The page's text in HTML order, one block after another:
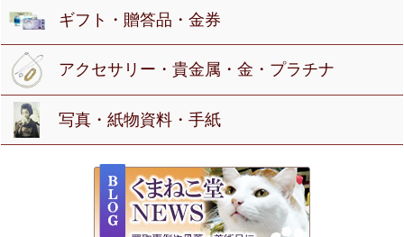
ギフト・贈答品・金券
アクセサリー・貴金属・金・プラチナ
写真・紙物資料・手紙